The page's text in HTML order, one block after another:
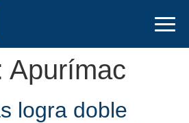
Apurímac
logra doble